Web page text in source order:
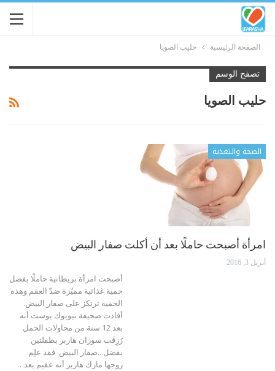
الصفحة الرئيسية حليب الصويا
تصفح الوسم
حليب الصويا
الصحة والتغذية
امرأة أصبحت حاملًا بعد أن أكلت صفار البيض
أبريل 3, 2016
أصبحت امرأة بريطانية حاملًا بفضل
حمية غذائية مميّزة ضدّ العقم وهذه
الحمية ترتكز على صفار البيض.
أفادت صحيفة نيويوك بوست أنه
بعد 12 سنة من محاولات الحمل
رُزِقَت سوزان هاربر بطفلتين
بفضل...صفار البيض. فقد علِم
زوجها مارك هاربر أنه عقيم بعد…